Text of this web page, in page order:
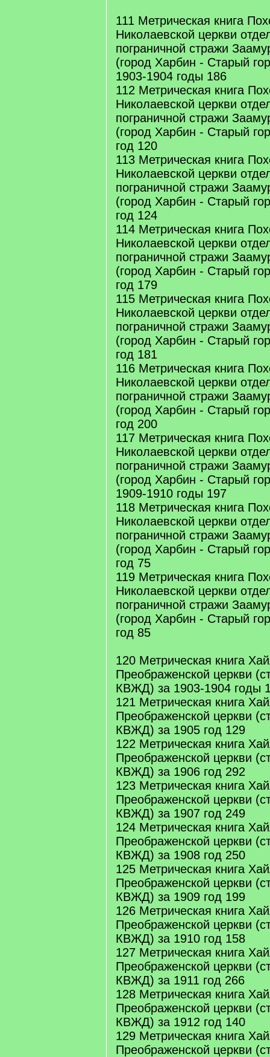
111 Метрическая книга
Николаевской церкви
пограничной стражи
(город Харбин - Старый
1903-1904 годы 186
112 Метрическая книга
Николаевской церкви
пограничной стражи
(город Харбин - Старый
год 120
113 Метрическая книга
Николаевской церкви
пограничной стражи
(город Харбин - Старый
год 124
114 Метрическая книга
Николаевской церкви
пограничной стражи
(город Харбин - Старый
год 179
115 Метрическая книга
Николаевской церкви
пограничной стражи
(город Харбин - Старый
год 181
116 Метрическая книга
Николаевской церкви
пограничной стражи
(город Харбин - Старый
год 200
117 Метрическая книга
Николаевской церкви
пограничной стражи
(город Харбин - Старый
1909-1910 годы 197
118 Метрическая книга
Николаевской церкви
пограничной стражи
(город Харбин - Старый
год 75
119 Метрическая книга
Николаевской церкви
пограничной стражи
(город Харбин - Старый
год 85
120 Метрическая книга
Преображенской церкви
КВЖД) за 1903-1904 годы
121 Метрическая книга
Преображенской церкви
КВЖД) за 1905 год 129
122 Метрическая книга
Преображенской церкви
КВЖД) за 1906 год 292
123 Метрическая книга
Преображенской церкви
КВЖД) за 1907 год 249
124 Метрическая книга
Преображенской церкви
КВЖД) за 1908 год 250
125 Метрическая книга
Преображенской церкви
КВЖД) за 1909 год 199
126 Метрическая книга
Преображенской церкви
КВЖД) за 1910 год 158
127 Метрическая книга
Преображенской церкви
КВЖД) за 1911 год 266
128 Метрическая книга
Преображенской церкви
КВЖД) за 1912 год 140
129 Метрическая книга
Преображенской церкви